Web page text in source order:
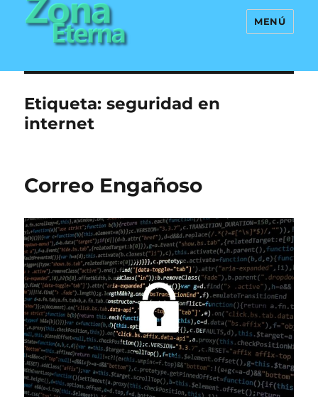
Zona Eterna
MENÚ
Etiqueta:seguridad en
internet
Correo Engañoso